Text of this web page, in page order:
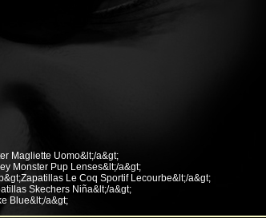
Magliette Uomo&lt;/a&gt;
Monster Pup Lenses&lt;/a&gt;
Le Coq Sportif Lecourbe&lt;/a&gt;
Skechers Niña&lt;/a&gt;
Blue&lt;/a&gt;